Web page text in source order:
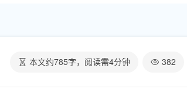
本文约785字，阅读需4分钟 382